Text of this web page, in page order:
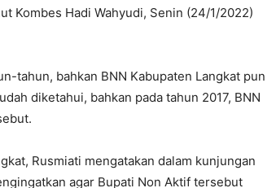
Kombes Hadi Wahyudi, Senin (24/1/2022)
tahun, bahkan BNN Kabupaten Langkat pun
diketahui, bahkan pada tahun 2017, BNN
Rusmiati mengatakan dalam kunjungan
agar Bupati Non Aktif tersebut